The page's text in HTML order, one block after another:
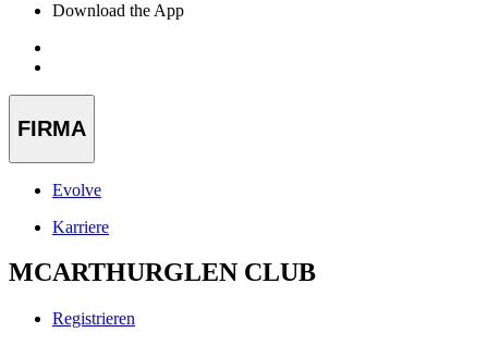
Download the App
FIRMA
Evolve
Karriere
MCARTHURGLEN CLUB
Registrieren